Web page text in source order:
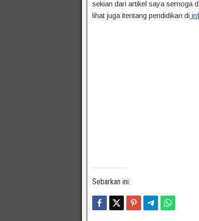
sekian dari artikel saya semoga
lihat juga itentang pendidikan di
Sebarkan ini: